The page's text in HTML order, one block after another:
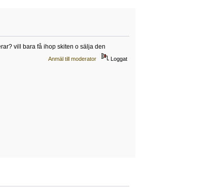
vill bara få ihop skiten o sälja den
Anmäl till moderator Loggat